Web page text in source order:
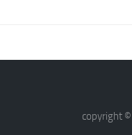
copyright © |